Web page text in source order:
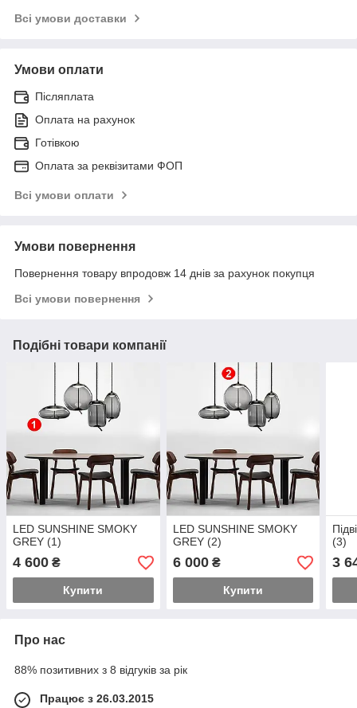
Всі умови доставки
Умови оплати
Післяплата
Оплата на рахунок
Готівкою
Оплата за реквізитами ФОП
Всі умови оплати
Умови повернення
Повернення товару впродовж 14 днів за рахунок покупця
Всі умови повернення
Подібні товари компанії
LED SUNSHINE SMOKY
GREY (1)
4 600 ₴
Купити
LED SUNSHINE SMOKY
GREY (2)
6 000₴
Купити
(3)
3
Про нас
88% позитивних з 8 відгуків за рік
Працює з 26.03.2015